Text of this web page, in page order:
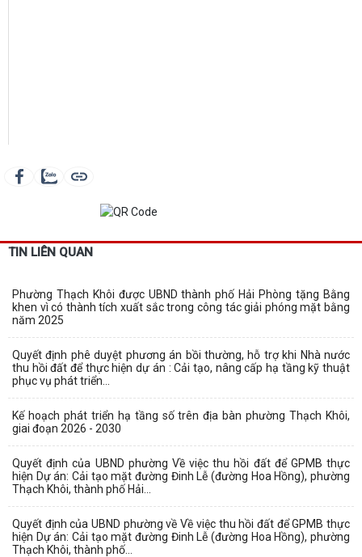
TIN LIÊN QUAN
Phường Thạch Khôi được UBND thành phố Hải Phòng tặng Bằng
khen vì có thành tích xuất sắc trong công tác giải phóng mặt bằng
năm 2025
Quyết định phê duyệt phương án bồi thường, hỗ trợ khi Nhà nước
thu hồi đất để thực hiện dự án : Cải tạo, nâng cấp hạ tầng kỹ thuật
phục vụ phát triển...
Kế hoạch phát triển hạ tầng số trên địa bàn phường Thạch Khôi,
giai đoạn 2026 - 2030
Quyết định của UBND phường Về việc thu hồi đất để GPMB thực
hiện Dự án: Cải tạo mặt đường Đinh Lễ (đường Hoa Hồng), phường
Thạch Khôi, thành phố Hải...
Quyết định của UBND phường về Về việc thu hồi đất để GPMB thực
hiện Dự án: Cải tạo mặt đường Đinh Lễ (đường Hoa Hồng), phường
Thạch Khôi, thành phố...